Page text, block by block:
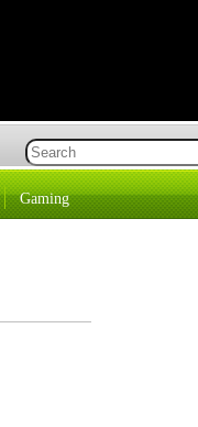
Gaming